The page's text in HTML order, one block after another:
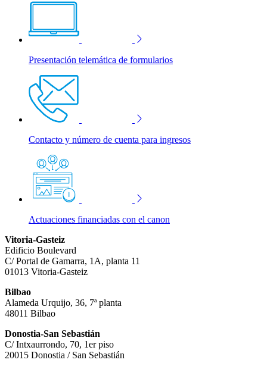
Presentación telemática de formularios
Contacto y número de cuenta para ingresos
Actuaciones financiadas con el canon
Vitoria-Gasteiz
Edificio Boulevard
C/ Portal de Gamarra, 1A, planta 11
01013 Vitoria-Gasteiz
Bilbao
Alameda Urquijo, 36, 7ª planta
48011 Bilbao
Donostia-San Sebastián
C/ Intxaurrondo, 70, 1er piso
20015 Donostia / San Sebastián